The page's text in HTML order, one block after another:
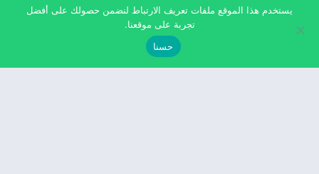
يستخدم هذا الموقع ملفات تعريف الارتباط لنضمن حصولك على أفضل
تجربة على موقعنا.
حسنا